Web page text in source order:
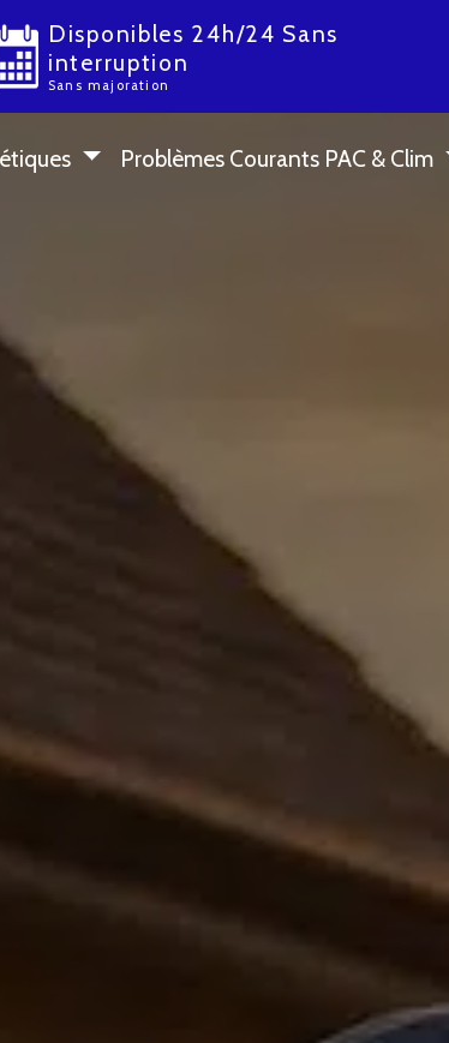
Disponibles 24h/24 Sans
interruption
Sans majoration
Problèmes Courants PAC & Clim